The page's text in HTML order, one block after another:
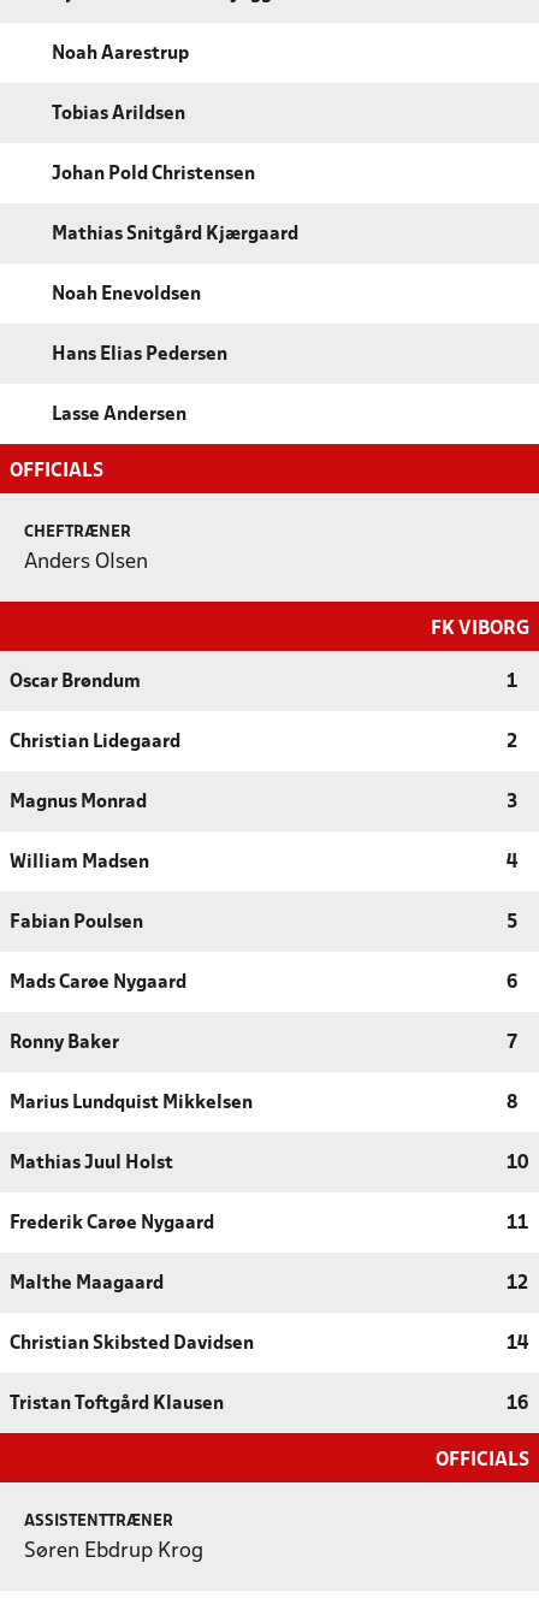
Noah Aarestrup
Tobias Arildsen
Johan Pold Christensen
Mathias Snitgård Kjærgaard
Noah Enevoldsen
Hans Elias Pedersen
Lasse Andersen
OFFICIALS
CHEFTRÆNER
Anders Olsen
FK VIBORG
Oscar Brøndum 1
Christian Lidegaard 2
Magnus Monrad 3
William Madsen 4
Fabian Poulsen 5
Mads Carøe Nygaard 6
Ronny Baker 7
Marius Lundquist Mikkelsen 8
Mathias Juul Holst 10
Frederik Carøe Nygaard 11
Malthe Maagaard 12
Christian Skibsted Davidsen 14
Tristan Toftgård Klausen 16
OFFICIALS
ASSISTENTTRÆNER
Søren Ebdrup Krog